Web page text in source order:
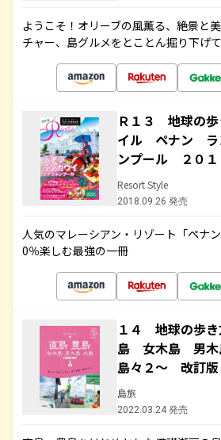
ようこそ！オリーブの風薫る、絶景と
チャー、島グルメをとことん掘り下げ
Ｒ１３ 地球の
イル ペナン ラ
ンプール ２０１
Resort Style
2018.09.26 発売
人気のマレーシアン・リゾート「ペナ
0％楽しむ最強の一冊
１４ 地球の歩
島 女木島 男木
島々２～ 改訂版
島旅
2022.03.24 発売